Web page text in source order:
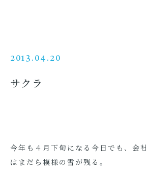
2013.04.20
サクラ
今年も４月下旬になる今日でも、会
はまだら模様の雪が残る。